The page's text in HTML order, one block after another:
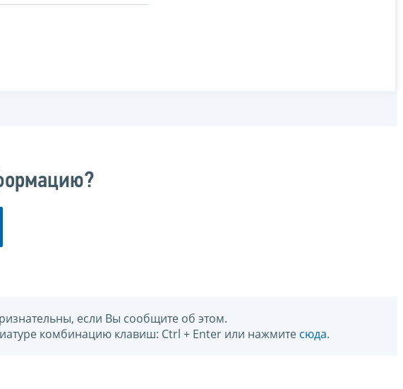
если Вы сообщите об этом.
комбинацию клавиш: Ctrl + Enter или нажмите сюда.